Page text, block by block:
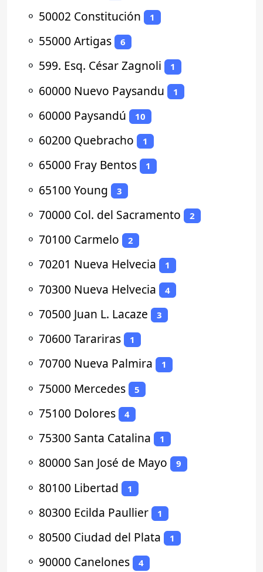
⚬ 50002 Constitución 1
⚬ 55000 Artigas 6
⚬ 599. Esq. César Zagnoli 1
⚬ 60000 Nuevo Paysandu 1
⚬ 60000 Paysandú 10
⚬ 60200 Quebracho 1
⚬ 65000 Fray Bentos 1
⚬ 65100 Young 3
⚬ 70000 Col. del Sacramento 2
⚬ 70100 Carmelo 2
⚬ 70201 Nueva Helvecia 1
⚬ 70300 Nueva Helvecia 4
⚬ 70500 Juan L. Lacaze 3
⚬ 70600 Tarariras 1
⚬ 70700 Nueva Palmira 1
⚬ 75000 Mercedes 5
⚬ 75100 Dolores 4
⚬ 75300 Santa Catalina 1
⚬ 80000 San José de Mayo 9
⚬ 80100 Libertad 1
⚬ 80300 Ecilda Paullier 1
⚬ 80500 Ciudad del Plata 1
⚬ 90000 Canelones 4